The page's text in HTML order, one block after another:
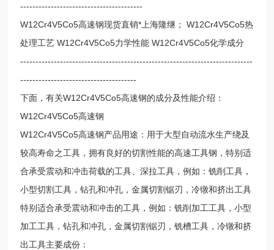
----------------------------------------
W12Cr4V5Co5高速钢现货直销*上海隆继； W12Cr4V5Co5热
处理工艺 W12Cr4V5Co5力学性能 W12Cr4V5Co5化学成分
----------------------------------------------------------------------------
--------------------------------------
下面，有关W12Cr4V5Co5高速钢的成分及性能介绍：
W12Cr4V5Co5高速钢
W12Cr4V5Co5高速钢产品用途：用于大型自动流水生产绕及
较高寿命之工具，拥有良好的切割性能的高速工具钢，特别适
合承受震动和冲击荷载的工具、深拉工具，例如：铣削工具，
小型切割工具，钻孔和冲孔，金属切割锯刃，冷镦和挤出工具
特别适合承受震动和冲击的工具，例如：铣削加工工具，小型
加工工具，钻孔和冲孔，金属切割锯刃，铣槽工具，冷镦和挤
出工具主要成份：